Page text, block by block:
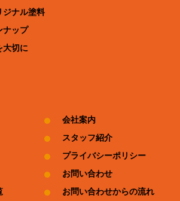
ジナル塗料
ナップ
大切に
会社案内
スタッフ紹介
プライバシーポリシー
お問い合わせ
お問い合わせからの流れ